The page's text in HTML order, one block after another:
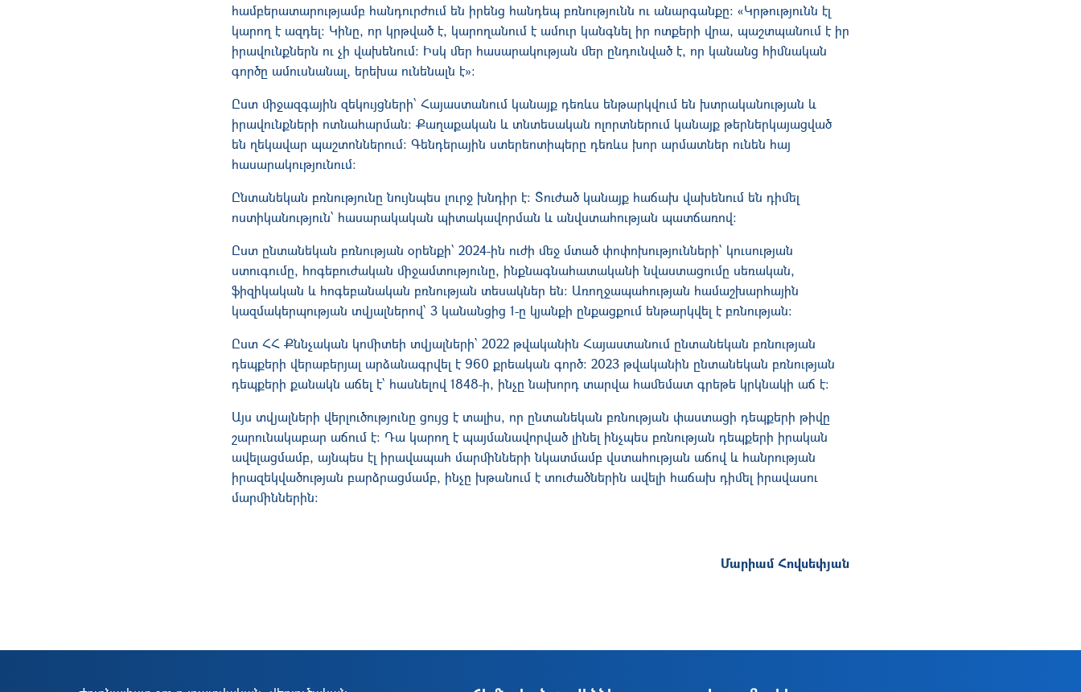
համբերատարությամբ հանդուրժում են իրենց հանդեպ բռնությունն ու անարգանքը։ «Կրթությունն էլ
կարող է ազդել։ Կինը, որ կրթված է, կարողանում է ամուր կանգնել իր ոտքերի վրա, պաշտպանում է իր
իրավունքներն ու չի վախենում։ Իսկ մեր հասարակության մեր ընդունված է, որ կանանց հիմնական
գործը ամուսնանալ, երեխա ունենալն է»։
Ըստ միջազգային զեկույցների՝ Հայաստանում կանայք դեռևս ենթարկվում են խտրականության և
իրավունքների ոտնահարման: Քաղաքական և տնտեսական ոլորտներում կանայք թերներկայացված
են ղեկավար պաշտոններում: Գենդերային ստերեոտիպերը դեռևս խոր արմատներ ունեն հայ
հասարակությունում։
Ընտանեկան բռնությունը նույնպես լուրջ խնդիր է: Տուժած կանայք հաճախ վախենում են դիմել
ոստիկանություն՝ հասարակական պիտակավորման և անվստահության պատճառով:
Ըստ ընտանեկան բռնության օրենքի՝ 2024-ին ուժի մեջ մտած փոփոխությունների՝ կուսության
ստուգումը, հոգեբուժական միջամտությունը, ինքնագնահատականի նվաստացումը սեռական,
ֆիզիկական և հոգեբանական բռնության տեսակներ են։ Առողջապահության համաշխարհային
կազմակերպության տվյալներով՝ 3 կանանցից 1-ը կյանքի ընքացքում ենթարկվել է բռնության։
​Ըստ ՀՀ Քննչական կոմիտեի տվյալների՝ 2022 թվականին Հայաստանում ընտանեկան բռնության
դեպքերի վերաբերյալ արձանագրվել է 960 քրեական գործ։ 2023 թվականին ընտանեկան բռնության
դեպքերի քանակն աճել է՝ հասնելով 1848-ի, ինչը նախորդ տարվա համեմատ գրեթե կրկնակի աճ է։
Այս տվյալների վերլուծությունը ցույց է տալիս, որ ընտանեկան բռնության փաստացի դեպքերի թիվը
շարունակաբար աճում է։ Դա կարող է պայմանավորված լինել ինչպես բռնության դեպքերի իրական
ավելացմամբ, այնպես էլ իրավապահ մարմինների նկատմամբ վստահության աճով և հանրության
իրազեկվածության բարձրացմամբ, ինչը խթանում է տուժածներին ավելի հաճախ դիմել իրավասու
մարմիններին։
Մարիամ Հովսեփյան